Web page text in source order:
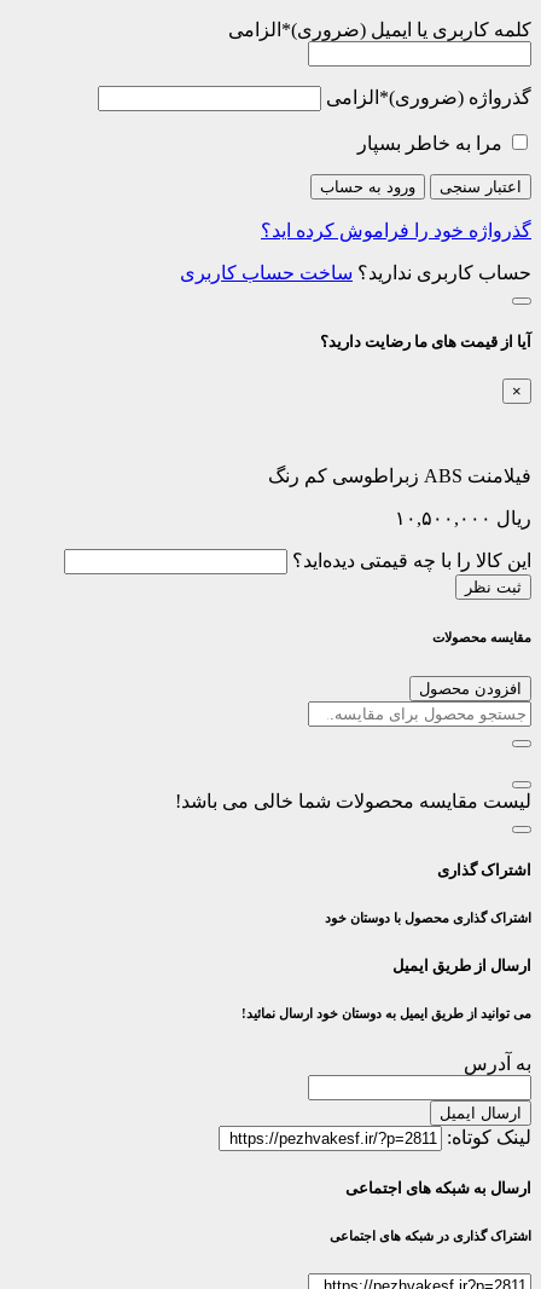
کلمه کاربری یا ایمیل * الزامی
گذرواژه * الزامی
مرا به خاطر بسپار
اعتبار سنجی ورود به حساب
گذرواژه خود را فراموش کرده اید؟
حساب کاربری ندارید؟ ساخت حساب کاربری
آیا از قیمت های ما رضایت دارید؟
×
فیلامنت ABS زبراطوسی کم رنگ
ریال
این کالا را با چه قیمتی دیده‌اید؟
ثبت نظر
مقایسه محصولات
افزودن محصول
لیست مقایسه محصولات شما خالی می باشد!
اشتراک گذاری
اشتراک گذاری محصول با دوستان خود
ارسال از طریق ایمیل
می توانید از طریق ایمیل به دوستان خود ارسال نمائید!
به آدرس
ارسال ایمیل
لینک کوتاه:
ارسال به شبکه های اجتماعی
اشتراک گذاری در شبکه های اجتماعی